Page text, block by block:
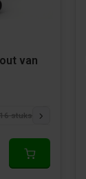
van
16 stuks